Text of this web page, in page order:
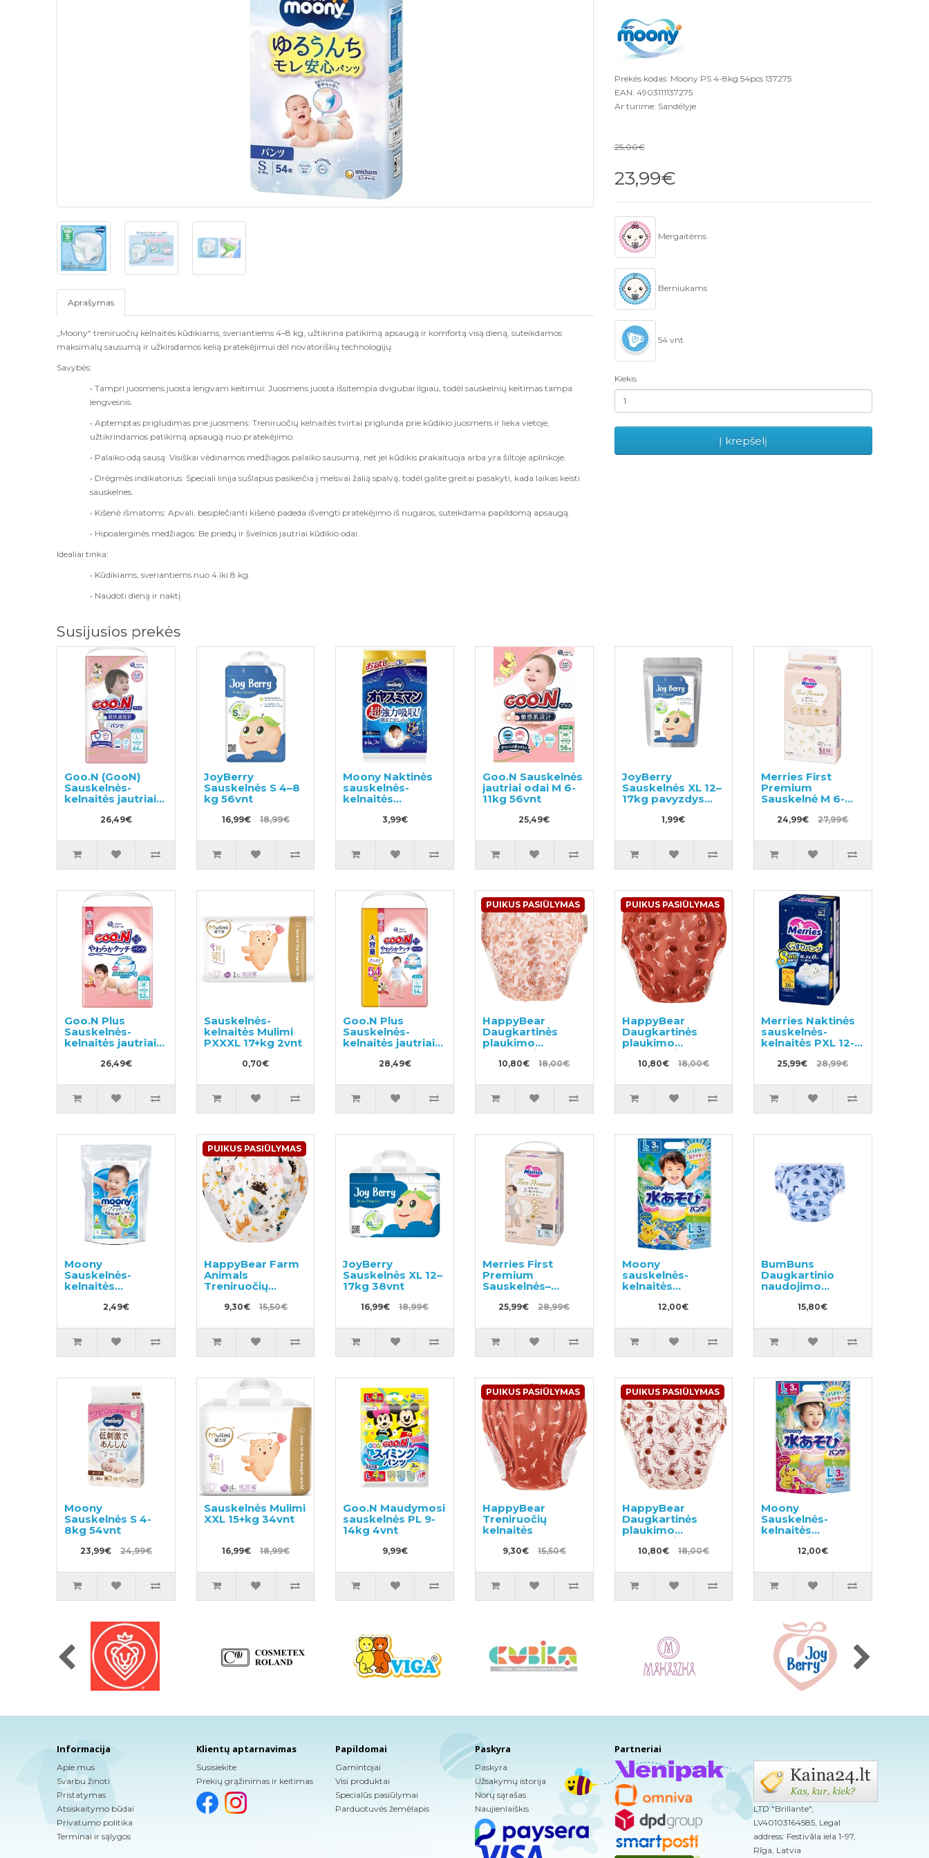
Aprašymas
„Moony“ treniruočių kelnaitės kūdikiams, sveriantiems 4–8 kg, užtikrina patikimą apsaugą ir komfortą visą dieną, suteikdamos
maksimalų sausumą ir užkirsdamos kelią pratekėjimui dėl novatoriškų technologijų.
Savybės:
• Tampri juosmens juosta lengvam keitimui: Juosmens juosta išsitempia dvigubai ilgiau, todėl sauskelnių keitimas tampa
lengvesnis.
• Aptemptas prigludimas prie juosmens: Treniruočių kelnaitės tvirtai priglunda prie kūdikio juosmens ir lieka vietoje,
užtikrindamos patikimą apsaugą nuo pratekėjimo.
• Palaiko odą sausą: Visiškai vėdinamos medžiagos palaiko sausumą, net jei kūdikis prakaituoja arba yra šiltoje aplinkoje.
• Drėgmės indikatorius: Speciali linija sušlapus pasikeičia į melsvai žalią spalvą, todėl galite greitai pasakyti, kada laikas keisti
sauskelnes.
• Kišenė išmatoms: Apvali, besiplečianti kišenė padeda išvengti pratekėjimo iš nugaros, suteikdama papildomą apsaugą.
• Hipoalerginės medžiagos: Be priedų ir švelnios jautriai kūdikio odai.
Idealiai tinka:
• Kūdikiams, sveriantiems nuo 4 iki 8 kg.
• Naudoti dieną ir naktį.
Prekės kodas: Moony PS 4-8kg 54pcs 137275
EAN: 4903111137275
Ar turime: Sandėlyje
25,00€
23,99€
Mergaitėms
Berniukams
54 vnt.
Kiekis
Į krepšelį
Susijusios prekės
Goo.N (GooN)
Sauskelnės-
kelnaitės jautriai
odai PL 9-14 kg
26,49€
JoyBerry
Sauskelnės S 4–8
kg 56vnt
16,99€ 18,99€
Moony Naktinės
sauskelnės-
kelnaitės
berniukams L 9-
14kg 3vnt
3,99€
Goo.N Sauskelnės
jautriai odai M 6-
11kg 56vnt
25,49€
JoyBerry
Sauskelnės XL 12–
17kg pavyzdys
1,99€
Merries First
Premium
Sauskelnė M 6-
24,99€ 27,99€
Goo.N Plus
Sauskelnės-
kelnaitės jautriai
odai M 6–12 kg
26,49€
Sauskelnės-
kelnaitės Mulimi
PXXXL 17+kg 2vnt
0,70€
Goo.N Plus
Sauskelnės-
kelnaitės jautriai
odai L 9–14 kg
28,49€
PUIKUS PASIŪLYMAS
HappyBear
Daugkartinės
plaukimo
sauskelnės
10,80€ 18,00€
PUIKUS PASIŪLYMAS
HappyBear
Daugkartinės
plaukimo
sauskelnės
10,80€ 18,00€
Merries Naktinės
sauskelnės-
kelnaitės PXL 12-
25,99€ 28,99€
Moony
Sauskelnės-
kelnaitės
mergaitėms PL 9-
14kg, pavyzdys
2,49€
PUIKUS PASIŪLYMAS
HappyBear Farm
Animals
Treniruočių
kelnaitės
9,30€ 15,50€
JoyBerry
Sauskelnės XL 12–
17kg 38vnt
16,99€ 18,99€
Merries First
Premium
Sauskelnės–
kelnaitės PL 9-
14kg 36vnt
25,99€ 28,99€
Moony
sauskelnės-
kelnaitės
maudynėms
berniukams PL 9-
12,00€
BumBuns
Daugkartinio
naudojimo
sauskelnės
plaukimui ir
S 8-11kg
15,80€
Moony
Sauskelnės S 4-
8kg 54vnt
23,99€ 24,99€
Sauskelnės Mulimi
XXL 15+kg 34vnt
16,99€ 18,99€
Goo.N Maudymosi
sauskelnės PL 9-
14kg 4vnt
9,99€
PUIKUS PASIŪLYMAS
HappyBear
Treniruočių
kelnaitės
9,30€ 15,50€
PUIKUS PASIŪLYMAS
HappyBear
Daugkartinės
plaukimo
sauskelnės
10,80€ 18,00€
Moony
Sauskelnės-
kelnaitės
maudynėms
mergaitėms PL 9-
12,00€
Informacija
Apie mus
Svarbu žinoti
Pristatymas
Atsiskaitymo būdai
Privatumo politika
Terminai ir sąlygos
Klientų aptarnavimas
Susisiekite
Prekių grąžinimas ir keitimas
Papildomai
Gamintojai
Visi produktai
Specialūs pasiūlymai
Parduotuvės žemėlapis
Paskyra
Paskyra
Užsakymų istorija
Norų sąrašas
Naujienlaiškis
Partneriai
LTD "Brillante",
LV40103164585, Legal
address: Festivāla iela 1-97,
Rīga, Latvia